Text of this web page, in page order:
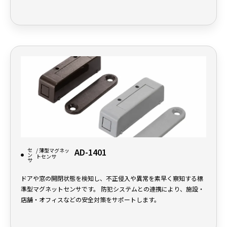
セ
ン
サ
/ 薄型マグネッ
トセンサ
AD-1401
ドアや窓の開閉状態を検知し、不正侵入や異常を素早く察知する標
準型マグネットセンサです。 防犯システムとの連携により、施設・
店舗・オフィスなどの安全対策をサポートします。